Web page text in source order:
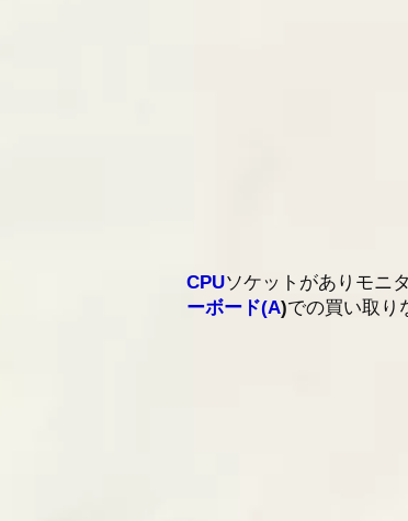
CPUソケットがありモニ
ーボード(A)での買い取り